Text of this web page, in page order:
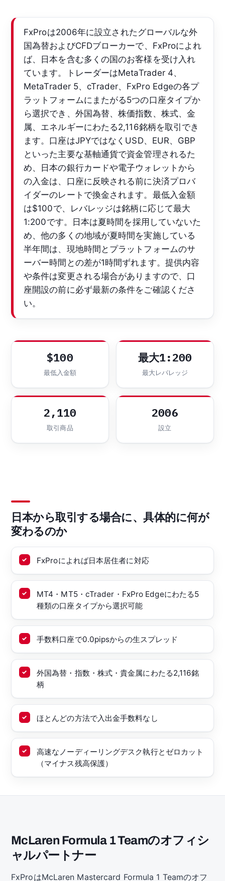
FxProは2006年に設立されたグローバルな外
国為替およびCFDブローカーで、FxProによれ
ば、日本を含む多くの国のお客様を受け入れ
ています。トレーダーはMetaTrader 4、
MetaTrader 5、cTrader、FxPro Edgeの各プ
ラットフォームにまたがる5つの口座タイプか
ら選択でき、外国為替、株価指数、株式、金
属、エネルギーにわたる2,116銘柄を取引でき
ます。口座はJPYではなくUSD、EUR、GBP
といった主要な基軸通貨で資金管理されるた
め、日本の銀行カードや電子ウォレットから
の入金は、口座に反映される前に決済プロバ
イダーのレートで換金されます。最低入金額
は$100で、レバレッジは銘柄に応じて最大
1:200です。日本は夏時間を採用していないた
め、他の多くの地域が夏時間を実施している
半年間は、現地時間とプラットフォームのサ
ーバー時間との差が1時間ずれます。提供内容
や条件は変更される場合がありますので、口
座開設の前に必ず最新の条件をご確認くださ
い。
$100
最低入金額
最大1:200
最大レバレッジ
2,110
取引商品
2006
設立
日本から取引する場合に、具体的に何が
変わるのか
FxProによれば日本居住者に対応
MT4・MT5・cTrader・FxPro Edgeにわたる5
種類の口座タイプから選択可能
手数料口座で0.0pipsからの生スプレッド
外国為替・指数・株式・貴金属にわたる2,116銘
柄
ほとんどの方法で入出金手数料なし
高速なノーディーリングデスク執行とゼロカット
（マイナス残高保護）
McLaren Formula 1 Teamのオフィシ
ャルパートナー
FxProはMcLaren Mastercard Formula 1 Teamのオフ